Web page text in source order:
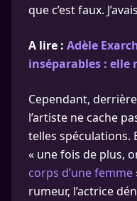
que c’est faux.
A lire : Adèle
inséparables : elle
Cependant,
l’artiste ne cache
telles spéculations.
« une fois de plus,
corps d’une femme
rumeur, l’actrice